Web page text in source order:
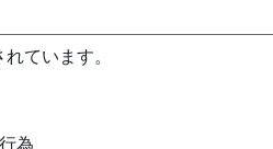
ています。
為